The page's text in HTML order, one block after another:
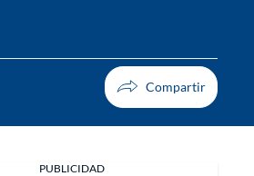
PUBLICIDAD